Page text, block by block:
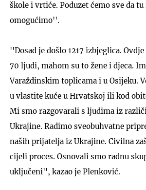
škole i vrtiće. Poduzet ćemo sve da
omogućimo''.
''Dosad je došlo 1217 izbjeglica.
70 ljudi, mahom su to žene i djeca.
Varaždinskim toplicama i u Osijeku.
u vlastite kuće u Hrvatskoj ili kod
Mi smo razgovarali s ljudima iz
Ukrajine. Radimo sveobuhvatne
naših prijatelja iz Ukrajine. Civilna
cijeli proces. Osnovali smo radnu
uključeni'', kazao je Plenković.